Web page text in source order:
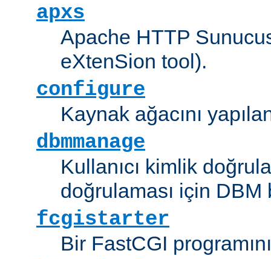
apxs
Apache HTTP
eXtenSion tool).
configure
Kaynak ağacını
dbmmanage
Kullanıcı kimlik
doğrulaması için
fcgistarter
Bir FastCGI programını